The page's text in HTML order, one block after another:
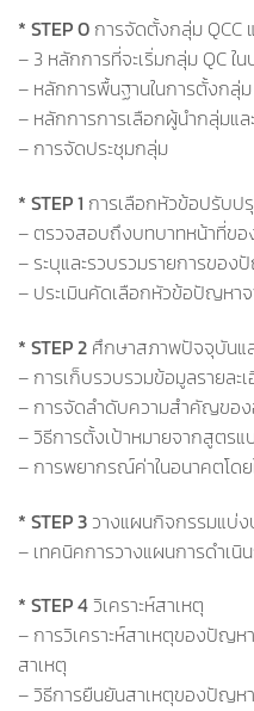
* STEP 0 การจัดตั้งกลุ่ม QCC
– 3 หลักการที่จะเริ่มกลุ่ม QC ใ
– หลักการพื้นฐานในการตั้งกลุ่ม
– หลักการการเลือกผู้นำกลุ่มแ
– การจัดประชุมกลุ่ม
* STEP 1 การเลือกหัวข้อปรับป
– ตรวจสอบถึงบทบาทหน้าที่ขอ
– ระบุและรวบรวมรายการของ
– ประเมินคัดเลือกหัวข้อปัญหา
* STEP 2 ศึกษาสภาพปัจจุบันแ
– การเก็บรวบรวมข้อมูลรายล
– การจัดลำดับความสำคัญของ
– วิธีการตั้งเป้าหมายจากสูตร
– การพยากรณ์ค่าในอนาคตโด
* STEP 3 วางแผนกิจกรรมแบ่
– เทคนิคการวางแผนการดำเ
* STEP 4วิเคราะห์สาเหตุ
– การวิเคราะห์สาเหตุของปัญ
สาเหตุ
– วิธีการยืนยันสาเหตุของปัญหา